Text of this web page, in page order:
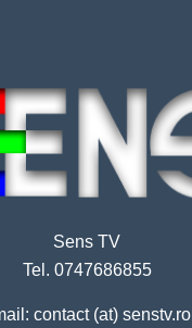
Sens TV
Tel. 0747686855
contact (at) senstv.ro